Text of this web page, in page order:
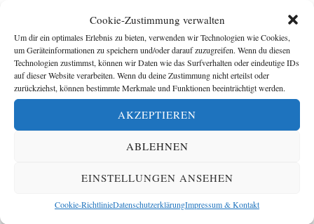
Cookie-Zustimmung verwalten
Um dir ein optimales Erlebnis zu bieten, verwenden wir Technologien wie Cookies,
um Geräteinformationen zu speichern und/oder darauf zuzugreifen. Wenn du diesen
Technologien zustimmst, können wir Daten wie das Surfverhalten oder eindeutige IDs
auf dieser Website verarbeiten. Wenn du deine Zustimmung nicht erteilst oder
zurückziehst, können bestimmte Merkmale und Funktionen beeinträchtigt werden.
AKZEPTIEREN
ABLEHNEN
EINSTELLUNGEN ANSEHEN
Cookie-RichtlinieDatenschutzerklärungImpressum & Kontakt
Das Beispiel zeigt, dass die zunehmende Durchdringung
unserer Umgebung
mit Sensoren immer neue Formen der subtilen oder, wie an der
genannten Universität, weniger subtilen Überwachung
hervorbringt. Man möchte uns zu unserem Besten zwingen.
haarsträubenden Übergriff in meine Lebensgestaltung
ich laufen gehe, entscheide ich lieber selbst.